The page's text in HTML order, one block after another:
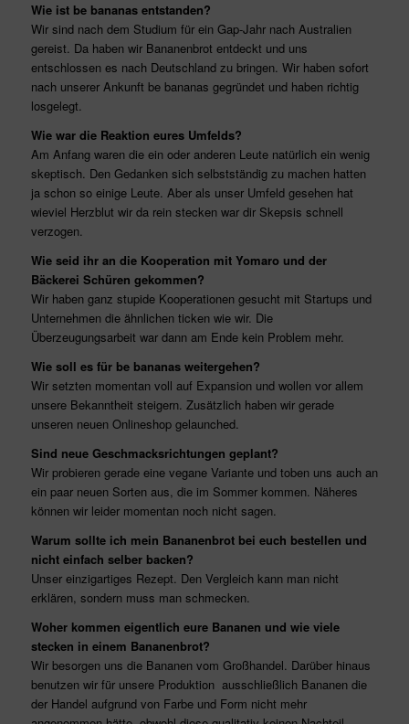
Wie ist be bananas entstanden?
Wir sind nach dem Studium für ein Gap-Jahr nach Australien
gereist. Da haben wir Bananenbrot entdeckt und uns
entschlossen es nach Deutschland zu bringen. Wir haben sofort
nach unserer Ankunft be bananas gegründet und haben richtig
losgelegt.
Wie war die Reaktion eures Umfelds?
Am Anfang waren die ein oder anderen Leute natürlich ein wenig
skeptisch. Den Gedanken sich selbstständig zu machen hatten
ja schon so einige Leute. Aber als unser Umfeld gesehen hat
wieviel Herzblut wir da rein stecken war dir Skepsis schnell
verzogen.
Wie seid ihr an die Kooperation mit Yomaro und der
Bäckerei Schüren gekommen?
Wir haben ganz stupide Kooperationen gesucht mit Startups und
Unternehmen die ähnlichen ticken wie wir. Die
Überzeugungsarbeit war dann am Ende kein Problem mehr.
Wie soll es für be bananas weitergehen?
Wir setzten momentan voll auf Expansion und wollen vor allem
unsere Bekanntheit steigern. Zusätzlich haben wir gerade
unseren neuen Onlineshop gelaunched.
Sind neue Geschmacksrichtungen geplant?
Wir probieren gerade eine vegane Variante und toben uns auch an
ein paar neuen Sorten aus, die im Sommer kommen. Näheres
können wir leider momentan noch nicht sagen.
Warum sollte ich mein Bananenbrot bei euch bestellen und
nicht einfach selber backen?
Unser einzigartiges Rezept. Den Vergleich kann man nicht
erklären, sondern muss man schmecken.
Woher kommen eigentlich eure Bananen und wie viele
stecken in einem Bananenbrot?
Wir besorgen uns die Bananen vom Großhandel. Darüber hinaus
benutzen wir für unsere Produktion ausschließlich Bananen die
der Handel aufgrund von Farbe und Form nicht mehr